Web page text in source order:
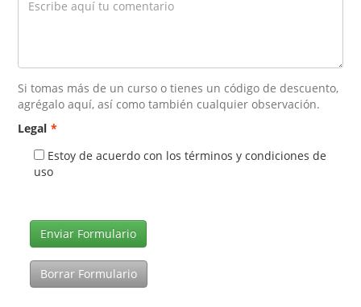
Si tomas más de un curso o tienes un código de descuento,
agrégalo aquí, así como también cualquier observación.
Legal *
Estoy de acuerdo con los términos y condiciones de
uso